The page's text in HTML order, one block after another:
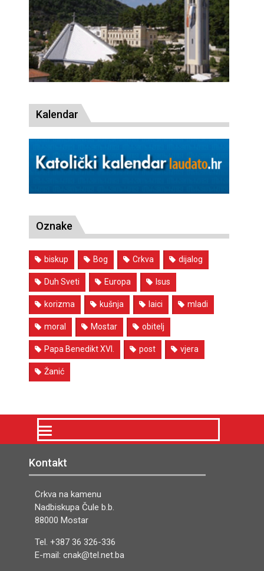
Kalendar
Oznake
biskup Bog Crkva dijalog
Duh Sveti Europa Isus
korizma kušnja laici mladi
moral Mostar obitelj
Papa Benedikt XVI. post vjera
Žanić
Kontakt
Crkva na kamenu
Nadbiskupa Čule b.b.
88000 Mostar
Tel. +387 36 326-336
E-mail: cnak@tel.net.ba